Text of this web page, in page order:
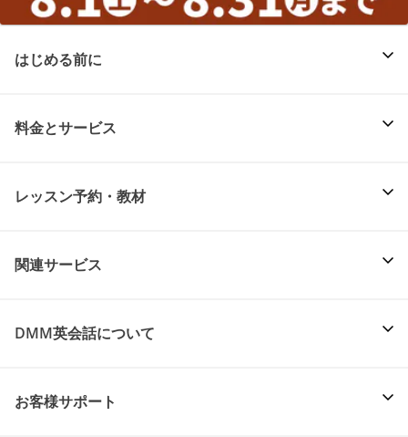
はじめる前に
料金とサービス
レッスン予約・教材
関連サービス
DMM英会話について
お客様サポート